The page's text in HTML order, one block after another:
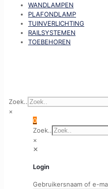
WANDLAMPEN
PLAFONDLAMP
TUINVERLICHTING
RAILSYSTEMEN
TOEBEHOREN
Zoek..
×
0
Zoek..
×
✕
Login
Gebruikersnaam of e-